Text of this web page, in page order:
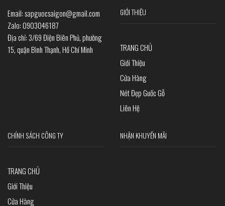
Email: sapguocsaigon@gmail.com
Zalo: 0903046187
Địa chỉ: 3/69 Điện Biên Phủ, phường
15, quận Bình Thạnh, Hồ Chí Minh
GIỚI THIỆU
TRANG CHỦ
Giới Thiệu
Cửa Hàng
Nét Đẹp Guốc Gỗ
Liên Hệ
CHÍNH SÁCH CÔNG TY
TRANG CHỦ
Giới Thiệu
Cửa Hàng
NHẬN KHUYẾN MÃI